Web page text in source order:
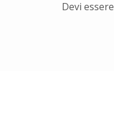
Devi essere